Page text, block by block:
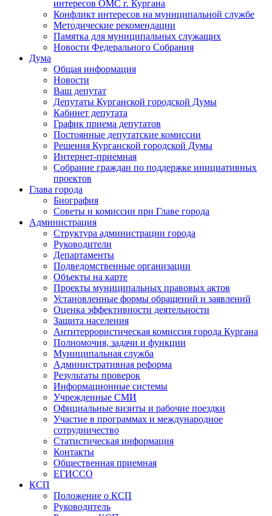
интересов ОМС г. Кургана
Конфликт интересов на муниципальной службе
Методические рекомендации
Памятка для муниципальных служащих
Новости Федерального Cобрания
Дума
Общая информация
Новости
Ваш депутат
Депутаты Курганской городской Думы
Кабинет депутата
График приема депутатов
Постоянные депутатские комиссии
Решения Курганской городской Думы
Интернет-приемная
Собрание граждан по поддержке инициативных
проектов
Глава города
Биография
Советы и комиссии при Главе города
Администрация
Структура администрации города
Руководители
Департаменты
Подведомственные организации
Объекты на карте
Проекты муниципальных правовых актов
Установленные формы обращений и заявлений
Оценка эффективности деятельности
Защита населения
Антитеррористическая комиссия города Кургана
Полномочия, задачи и функции
Муниципальная служба
Административная реформа
Результаты проверок
Информационные системы
Учрежденные СМИ
Официальные визиты и рабочие поездки
Участие в программах и международное
сотрудничество
Статистическая информация
Контакты
Общественная приемная
ЕГИССО
КСП
Положение о КСП
Руководитель